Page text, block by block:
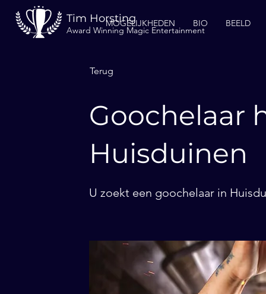
Tim Horsting
Award Winning Magic Entertainment
MOGELIJKHEDEN BIO BEELD
Terug
Goochelaar
Huisduinen
U zoekt een goochelaar in